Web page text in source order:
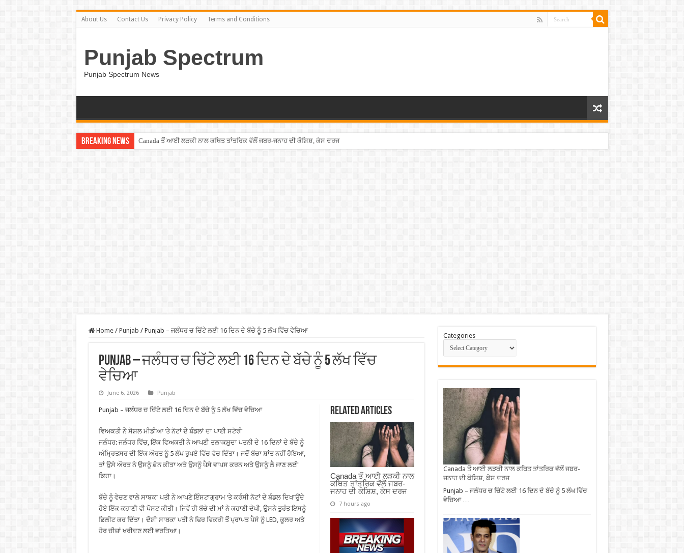
About Us Contact Us Privacy Policy Terms and Conditions
Punjab Spectrum
Punjab Spectrum News
Breaking News Canada ਤੋਂ ਆਈ ਲੜਕੀ ਨਾਲ ਕਥਿਤ ਤਾਂਤਰਿਕ ਵੱਲੋਂ ਜਬਰ-ਜਨਾਹ ਦੀ ਕੋਸ਼ਿਸ਼, ਕੇਸ ਦਰਜ
Home / Punjab / Punjab – ਜਲੰਧਰ ਚ ਚਿੱਟੇ ਲਈ 16 ਦਿਨ ਦੇ ਬੱਚੇ ਨੂੰ 5 ਲੱਖ ਵਿੱਚ ਵੇਚਿਆ
Punjab – ਜਲੰਧਰ ਚ ਚਿੱਟੇ ਲਈ 16 ਦਿਨ ਦੇ ਬੱਚੇ ਨੂੰ 5 ਲੱਖ ਵਿੱਚ
ਵੇਚਿਆ
June 6, 2026 Punjab
Related Articles
Canada ਤੋਂ ਆਈ ਲੜਕੀ ਨਾਲ
ਕਥਿਤ ਤਾਂਤਰਿਕ ਵੱਲੋਂ ਜਬਰ-
ਜਨਾਹ ਦੀ ਕੋਸ਼ਿਸ਼, ਕੇਸ ਦਰਜ
7 hours ago
Punjab – ਜਲੰਧਰ ਚ ਚਿੱਟੇ ਲਈ 16 ਦਿਨ ਦੇ ਬੱਚੇ ਨੂੰ 5 ਲੱਖ ਵਿੱਚ ਵੇਚਿਆ
ਵਿਅਕਤੀ ਨੇ ਸੋਸ਼ਲ ਮੀਡੀਆ ‘ਤੇ ਨੋਟਾਂ ਦੇ ਬੰਡਲਾਂ ਦਾ ਪਾਈ ਸਟੋਰੀ
ਜਲੰਧਰ: ਜਲੰਧਰ ਵਿੱਚ, ਇੱਕ ਵਿਅਕਤੀ ਨੇ ਆਪਣੀ ਤਲਾਕਸ਼ੁਦਾ ਪਤਨੀ ਦੇ 16 ਦਿਨਾਂ ਦੇ ਬੱਚੇ ਨੂੰ
ਅੰਮ੍ਰਿਤਸਰ ਦੀ ਇੱਕ ਔਰਤ ਨੂੰ 5 ਲੱਖ ਰੁਪਏ ਵਿੱਚ ਵੇਚ ਦਿੱਤਾ। ਜਦੋਂ ਬੱਚਾ ਸ਼ਾਂਤ ਨਹੀਂ ਹੋਇਆ,
ਤਾਂ ਉਸੇ ਔਰਤ ਨੇ ਉਸਨੂੰ ਫ਼ੋਨ ਕੀਤਾ ਅਤੇ ਉਸਨੂੰ ਪੈਸੇ ਵਾਪਸ ਕਰਨ ਅਤੇ ਉਸਨੂੰ ਲੈ ਜਾਣ ਲਈ
ਕਿਹਾ।
ਬੱਚੇ ਨੂੰ ਵੇਚਣ ਵਾਲੇ ਸਾਬਕਾ ਪਤੀ ਨੇ ਆਪਣੇ ਇੰਸਟਾਗ੍ਰਾਮ ‘ਤੇ ਕਰੰਸੀ ਨੋਟਾਂ ਦੇ ਬੰਡਲ ਦਿਖਾਉਂਦੇ
ਹੋਏ ਇੱਕ ਕਹਾਣੀ ਵੀ ਪੋਸਟ ਕੀਤੀ। ਜਿਵੇਂ ਹੀ ਬੱਚੇ ਦੀ ਮਾਂ ਨੇ ਕਹਾਣੀ ਦੇਖੀ, ਉਸਨੇ ਤੁਰੰਤ ਇਸਨੂੰ
ਡਿਲੀਟ ਕਰ ਦਿੱਤਾ। ਦੋਸ਼ੀ ਸਾਬਕਾ ਪਤੀ ਨੇ ਫਿਰ ਵਿਕਰੀ ਤੋਂ ਪ੍ਰਾਪਤ ਪੈਸੇ ਨੂੰ LED, ਕੂਲਰ ਅਤੇ
ਹੋਰ ਚੀਜ਼ਾਂ ਖਰੀਦਣ ਲਈ ਵਰਤਿਆ।
Categories
Canada ਤੋਂ ਆਈ ਲੜਕੀ ਨਾਲ ਕਥਿਤ ਤਾਂਤਰਿਕ ਵੱਲੋਂ ਜਬਰ-
ਜਨਾਹ ਦੀ ਕੋਸ਼ਿਸ਼, ਕੇਸ ਦਰਜ
Punjab – ਜਲੰਧਰ ਚ ਚਿੱਟੇ ਲਈ 16 ਦਿਨ ਦੇ ਬੱਚੇ ਨੂੰ 5 ਲੱਖ ਵਿੱਚ
ਵੇਚਿਆ …